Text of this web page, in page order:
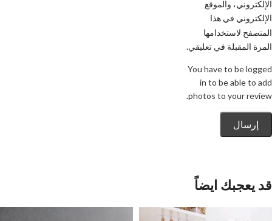
الإلكتروني، والموقع
الإلكتروني في هذا
المتصفح لاستخدامها
المرة المقبلة في تعليقي.
You have to be logged
in to be able to add
photos to your review.
قد يعجبك ايضاً